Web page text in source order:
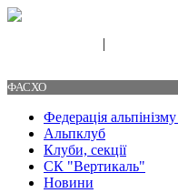
|
ФАСХО
Федерація
Альпклуб
Клуби, секції
СК "Вертикаль"
Новини